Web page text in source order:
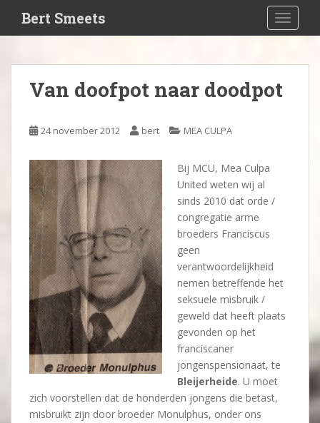
i
Bert Smeets
Van doofpot naar doodpot
24 november 2012 bert MEA CULPA
Bij MCU, Mea Culpa
United weten wij al
sinds 2010 dat orde /
congregatie arme
broeders Franciscus
geen
verantwoordelijkheid
nemen betreffende het
seksuele misbruik /
geweld dat heeft plaats
gevonden op het
franciscaner
jongenspensionaat, te
Bleijerheide. U moet
zich voorstellen dat de honderden jongens die betast,
misbruikt zijn door broeder Monulphus, onder ons